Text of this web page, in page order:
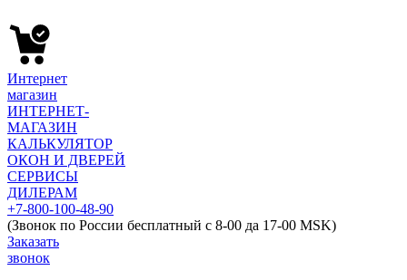
Интернет
магазин
ИНТЕРНЕТ-
МАГАЗИН
КАЛЬКУЛЯТОР
ОКОН И ДВЕРЕЙ
СЕРВИСЫ
ДИЛЕРАМ
+7-800-100-48-90
(Звонок по России бесплатный с 8-00 да 17-00 MSK)
Заказать
звонок